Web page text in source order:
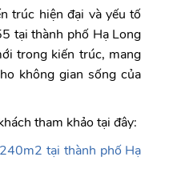
trúc hiện đại và yếu tố
tại thành phố Hạ Long
trong kiến trúc, mang
không gian sống của
tham khảo tại đây:
tại thành phố Hạ